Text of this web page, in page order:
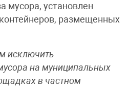
мусора, установлен
размещенных
исключить
на муниципальных
в частном